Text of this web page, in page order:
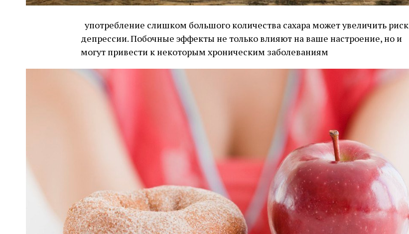
употребление слишком большого количества сахара может увеличить риск
депрессии. Побочные эффекты не только влияют на ваше настроение, но и
могут привести к некоторым хроническим заболеваниям